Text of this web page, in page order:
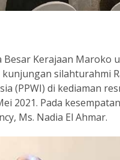
Besar Kerajaan Maroko
silahturahmi
(PPWI) di kediaman
2021. Pada
Ms. Nadia El Ahmar.